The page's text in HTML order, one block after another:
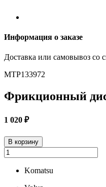
Информация о заказе
Доставка или самовывоз со
MTP133972
Фрикционный
1 020 ₽
В корзину
Komatsu